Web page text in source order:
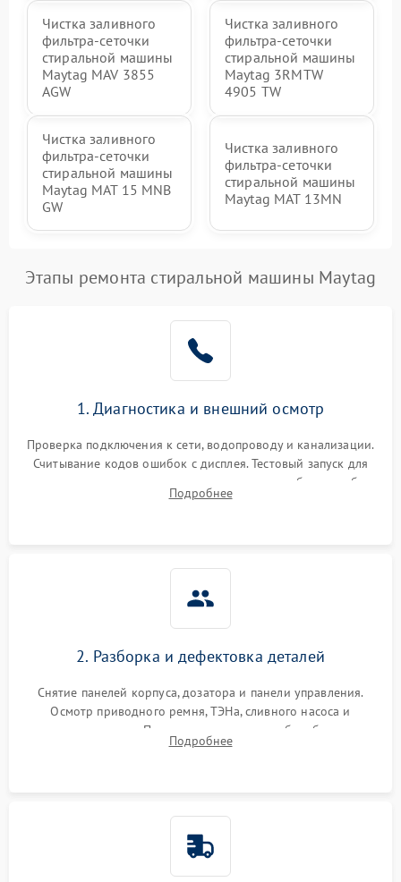
Чистка заливного
фильтра-сеточки
стиральной машины
Maytag MAV 3855
AGW
Чистка заливного
фильтра-сеточки
стиральной машины
Maytag 3RMTW
4905 TW
Чистка заливного
фильтра-сеточки
стиральной машины
Maytag MAT 15 MNB
GW
Чистка заливного
фильтра-сеточки
стиральной машины
Maytag MAT 13MN
Этапы ремонта стиральной машины Maytag
1. Диагностика и внешний осмотр
Проверка подключения к сети, водопроводу и канализации.
Считывание кодов ошибок с дисплея. Тестовый запуск для
выявления посторонних шумов, протечек или сбоев в работе
электронного модуля управления.
Подробнее
2. Разборка и дефектовка деталей
Снятие панелей корпуса, дозатора и панели управления.
Осмотр приводного ремня, ТЭНа, сливного насоса и
амортизаторов. Проверка подшипников барабана и
крестовины на износ, а манжеты люка на разрывы.
Подробнее